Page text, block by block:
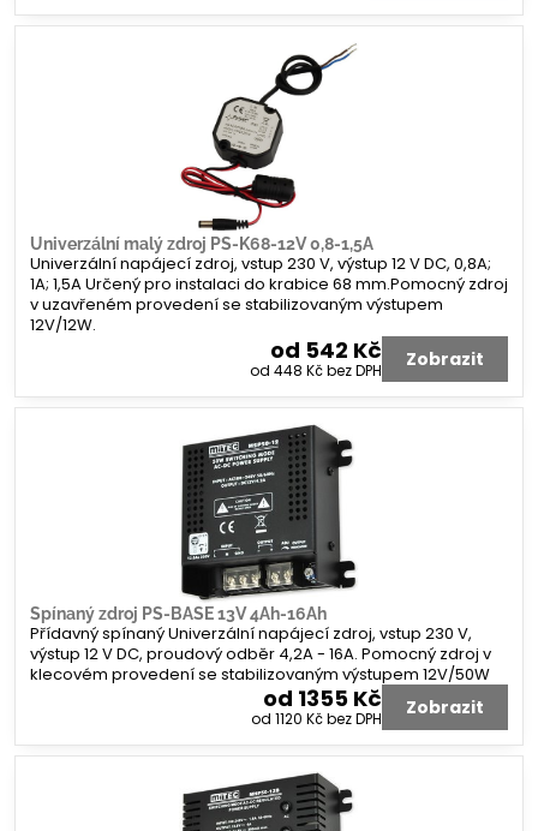
Univerzální malý zdroj PS-K68-12V 0,8-1,5A
Univerzální napájecí zdroj, vstup 230 V, výstup 12 V DC, 0,8A;
1A; 1,5A Určený pro instalaci do krabice 68 mm.Pomocný zdroj
v uzavřeném provedení se stabilizovaným výstupem
12V/12W.
od 542 Kč
od 448 Kčbez DPH Zobrazit
Spínaný zdroj PS-BASE 13V 4Ah-16Ah
Přídavný spínaný Univerzální napájecí zdroj, vstup 230 V,
výstup 12 V DC, proudový odběr 4,2A - 16A. Pomocný zdroj v
klecovém provedení se stabilizovaným výstupem 12V/50W
od 1355 Kč
od 1120 Kčbez DPH Zobrazit